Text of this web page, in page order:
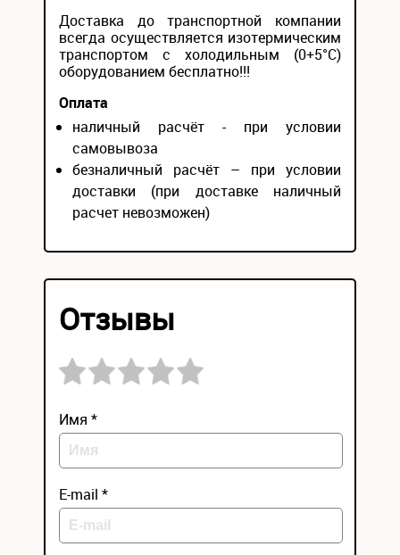
Доставка до транспортной компании
всегда осуществляется изотермическим
транспортом с холодильным (0+5°С)
оборудованием бесплатно!!!
Оплата
наличный расчёт - при условии
самовывоза
безналичный расчёт – при условии
доставки (при доставке наличный
расчет невозможен)
Отзывы
Имя *
E-mail *